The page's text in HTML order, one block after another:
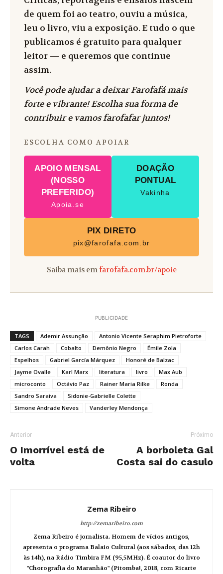
de quem foi ao teatro, ouviu a música,
leu o livro, viu a exposição. E tudo o que
publicamos é gratuito para qualquer
leitor — e queremos que continue
assim.
Você pode ajudar a deixar Farofafá mais
forte e vibrante! Escolha sua forma de
contribuir e vamos farofafar juntos!
ESCOLHA COMO APOIAR
APOIO MENSAL
(NOSSO
PREFERIDO)
Apoia.se
DOAÇÃO
PONTUAL
Vakinha
PIX DIRETO
pix@farofafa.com.br
Saiba mais emfarofafa.com.br/apoie
PUBLICIDADE
TAGS Ademir Assunção
Antonio Vicente Seraphim Pietroforte
Carlos Carah
Cobalto Demônio Negro
Émile Zola
Espelhos
Gabriel García Márquez
Honoré de Balzac
Jayme Ovalle
Karl Marx literatura livro
Max Aub
microconto
Octávio Paz Rainer Maria Rilke
Ronda
Sandro Saraiva
Sidonie-Gabrielle Colette
Simone Andrade Neves
Vanderley Mendonça
Anterior
O Imorrível está de
volta
Próximo
A borboleta Gal
Costa sai do casulo
Zema Ribeiro
http://zemaribeiro.com
Zema Ribeiro é jornalista. Homem de vícios antigos,
apresenta o programa Balaio Cultural (aos sábados, das 12h
às 14h), na Rádio Timbira FM (95,5MHz). É coautor do livro
"Chorografia do Maranhão" (Pitomba!, 2018, com Ricarte